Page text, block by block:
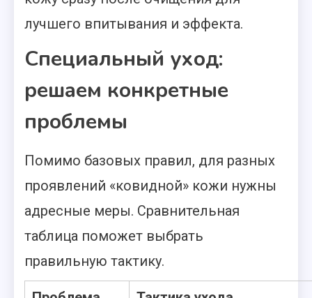
лучшего впитывания и эффекта.
Специальный уход:
решаем конкретные
проблемы
Помимо базовых правил, для разных
проявлений «ковидной» кожи нужны
адресные меры. Сравнительная
таблица поможет выбрать
правильную тактику.